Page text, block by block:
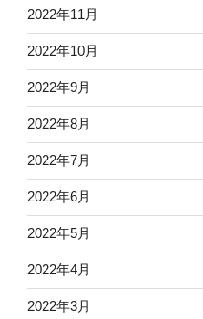
2022年11月
2022年10月
2022年9月
2022年8月
2022年7月
2022年6月
2022年5月
2022年4月
2022年3月